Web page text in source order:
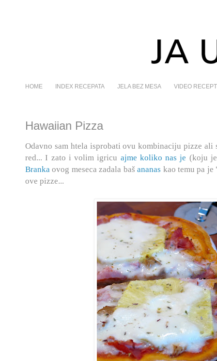
HOME INDEX RECEPATA JELA BEZ MESA VIDEO
Hawaiian Pizza
Odavno sam htela isprobati ovu kombinaciju pizze ali
red... I zato i volim igricu ajme koliko nas je (koju
Branka ovog meseca zadala bašananas kao temu pa
ove pizze...